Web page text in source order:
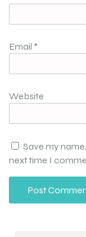
Email *
Website
Save my
next time I